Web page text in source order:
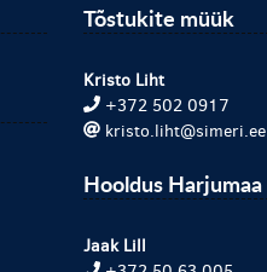
Tõstukite müük
Kristo Liht
+372 502 0917
kristo.liht@simeri.ee
Hooldus Harjumaa
Jaak Lill